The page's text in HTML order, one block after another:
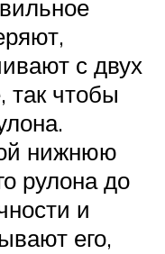
с двух
так чтобы
нижнюю
рулона до
и
его,